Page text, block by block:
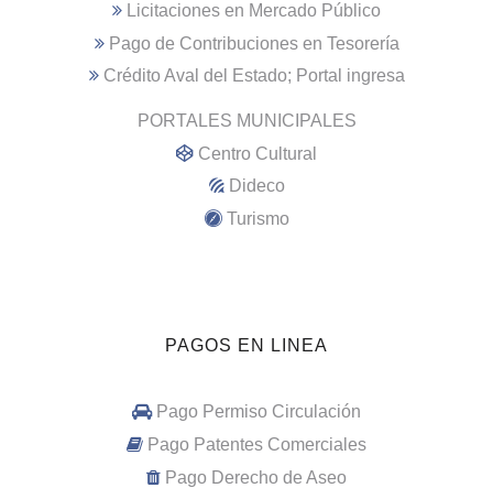
Licitaciones en Mercado Público
Pago de Contribuciones en Tesorería
Crédito Aval del Estado; Portal ingresa
PORTALES MUNICIPALES
Centro Cultural
Dideco
Turismo
PAGOS EN LINEA
Pago Permiso Circulación
Pago Patentes Comerciales
Pago Derecho de Aseo